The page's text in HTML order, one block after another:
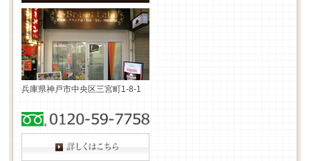
兵庫県神戸市中央区三宮町1-8-1